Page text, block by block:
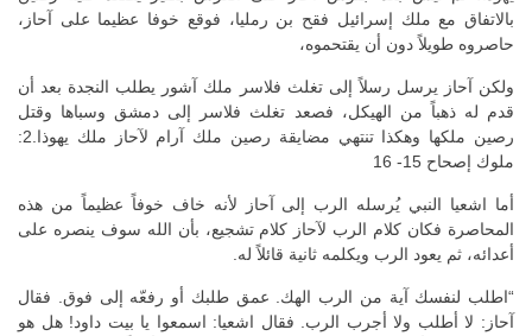
بالاتفاق مع ملك إسرائيل فقح بن رمليا، فوقع خوفا عظيما على آحاز،
حاصروه طويلاً دون أن يقتحموه،
ولكن آحاز يرسل رسلاً إلى تغلث فلاسر ملك آشور يطلب النجدة بعد أن
قدم له ذهباً من الهيكل، فصعد تغلث فلاسر إلى دمشق وسباها وقتل
رصين ملكها وهكذا تنتهي مضايقة رصين ملك آرام لآحاز ملك يهوذا.2:
ملوك إصحاح 15- 16
أما اشعيا النبي يُرسله الرب إلى آحاز لأنه خاف خوفاً عظيماً من هذه
المحاصرة فكان كلام الرب لآحاز كلام تشجيع، بأن الله سوف ينصره على
أعدائه، ثم يعود الرب ويكلمه ثانية قائلاً له.
“اطلب لنفسك آية من الرب الهك. عمق طلبك أو رفعّه إلى فوق. فقال
آحاز: لا أطلب ولا أجرب الرب. فقال اشعيا: اسمعوا يا بيت داود! هل هو